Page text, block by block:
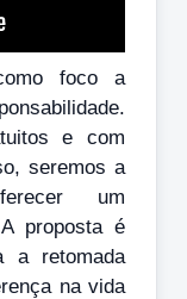
foco a
e com
seremos a
um
proposta é
a retomada
na vida